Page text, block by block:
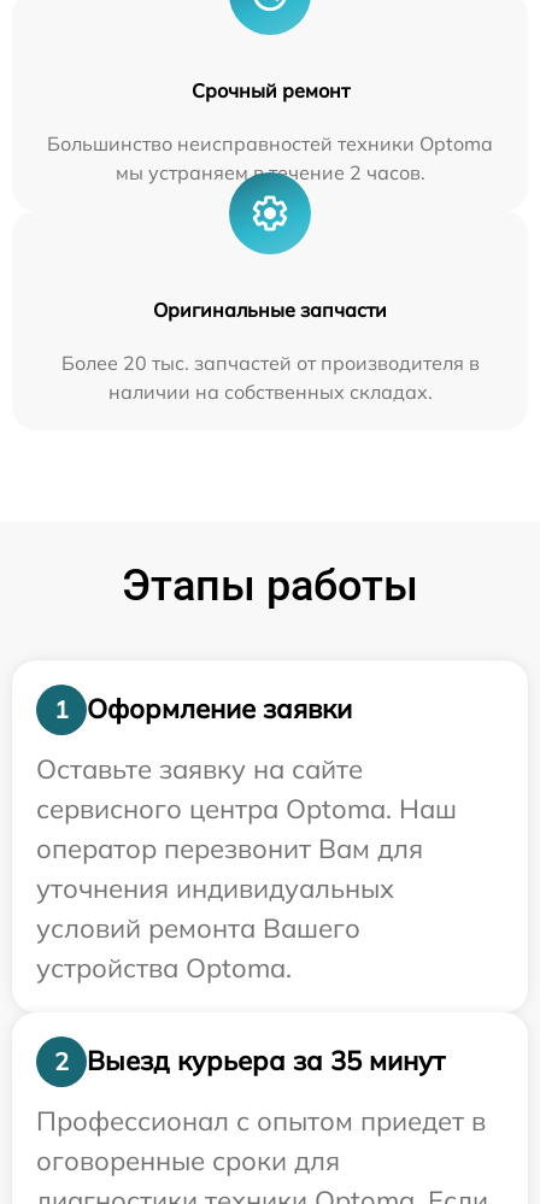
Срочный ремонт
Большинство неисправностей техники Optoma
мы устраняем в течение 2 часов.
Оригинальные запчасти
Более 20 тыс. запчастей от производителя в
наличии на собственных складах.
Этапы работы
1
Оформление заявки
Оставьте заявку на сайте
сервисного центра Optoma. Наш
оператор перезвонит Вам для
уточнения индивидуальных
условий ремонта Вашего
устройства Optoma.
2
Выезд курьера за 35 минут
Профессионал с опытом приедет в
оговоренные сроки для